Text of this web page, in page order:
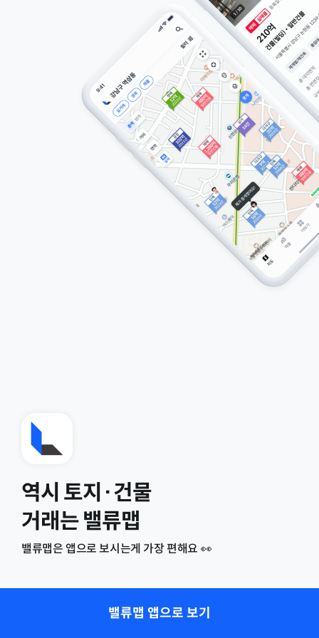
역시 토지·건물
거래는 밸류맵
밸류맵은 앱으로 보시는게 가장 편해요 👀
밸류맵 앱으로 보기